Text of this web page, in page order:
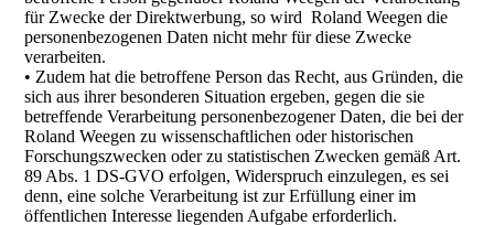
für Zwecke der Direktwerbung, so wird Roland Weegen die
personenbezogenen Daten nicht mehr für diese Zwecke
verarbeiten.
• Zudem hat die betroffene Person das Recht, aus Gründen, die
sich aus ihrer besonderen Situation ergeben, gegen die sie
betreffende Verarbeitung personenbezogener Daten, die bei der
Roland Weegen zu wissenschaftlichen oder historischen
Forschungszwecken oder zu statistischen Zwecken gemäß Art.
89 Abs. 1 DS-GVO erfolgen, Widerspruch einzulegen, es sei
denn, eine solche Verarbeitung ist zur Erfüllung einer im
öffentlichen Interesse liegenden Aufgabe erforderlich.